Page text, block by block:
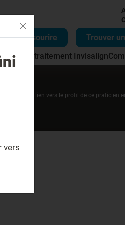
votre sourire
Trouver
Coûts du traitement Invisalign
Partager un lien vers le profil de ce praticien
vers